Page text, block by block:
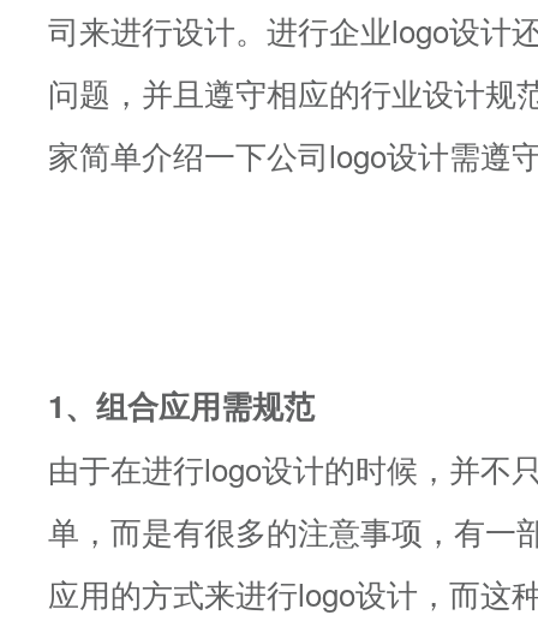
司来进行设计。进行企业logo设计
问题，并且遵守相应的行业设计规
家简单介绍一下公司logo设计需遵
1、组合应用需规范
由于在进行logo设计的时候，并不
单，而是有很多的注意事项，有一
应用的方式来进行logo设计，而这